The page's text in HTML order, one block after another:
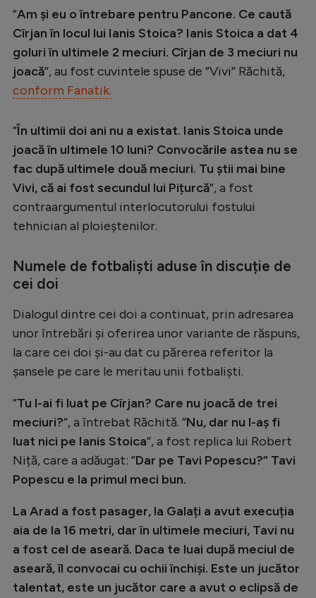
”Am și eu o întrebare pentru Pancone. Ce caută
Cîrjan în locul lui Ianis Stoica? Ianis Stoica a dat 4
goluri în ultimele 2 meciuri. Cîrjan de 3 meciuri nu
joacă”, au fost cuvintele spuse de ”Vivi” Răchită,
conform Fanatik.
”În ultimii doi ani nu a existat. Ianis Stoica unde
joacă în ultimele 10 luni? Convocările astea nu se
fac după ultimele două meciuri. Tu știi mai bine
Vivi, că ai fost secundul lui Pițurcă”, a fost
contraargumentul interlocutorului fostului
tehnician al ploieștenilor.
Numele de fotbaliști aduse în discuție de
cei doi
Dialogul dintre cei doi a continuat, prin adresarea
unor întrebări și oferirea unor variante de răspuns,
la care cei doi și-au dat cu părerea referitor la
șansele pe care le meritau unii fotbaliști.
”Tu l-ai fi luat pe Cîrjan? Care nu joacă de trei
meciuri?”, a întrebat Răchită. ”Nu, dar nu l-aș fi
luat nici pe Ianis Stoica”, a fost replica lui Robert
Niță, care a adăugat: ”Dar pe Tavi Popescu?” Tavi
Popescu e la primul meci bun.
La Arad a fost pasager, la Galați a avut execuția
aia de la 16 metri, dar în ultimele meciuri, Tavi nu
a fost cel de aseară. Daca te luai după meciul de
aseară, îl convocai cu ochii închiși. Este un jucător
talentat, este un jucător care a avut o eclipsă de